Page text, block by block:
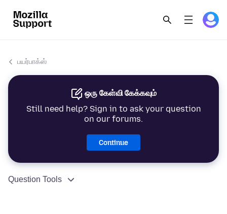
பயர்பாக்ஸ்
ஒரு கேள்வி கேக்கவும்
Still need help? Sign in to ask your question
on our forums.
Continue
Question Tools